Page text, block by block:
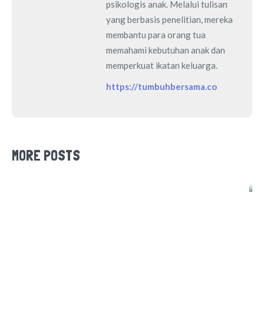
psikologis anak. Melalui tulisan
yang berbasis penelitian, mereka
membantu para orang tua
memahami kebutuhan anak dan
memperkuat ikatan keluarga.
https://tumbuhbersama.co
MORE POSTS